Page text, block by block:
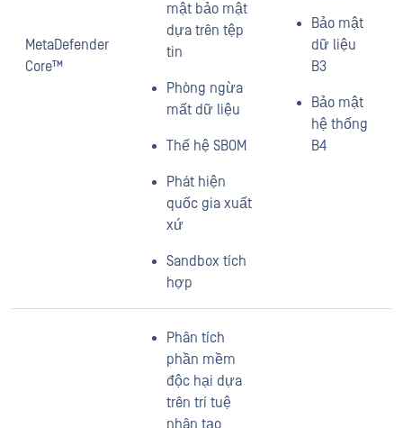
MetaDefender
Core™
mật bảo mật
dựa trên tệp
tin
Phòng ngừa
mất dữ liệu
Thế hệ SBOM
Phát hiện
quốc gia xuất
xứ
Sandbox tích
hợp
Bảo mật
dữ liệu
B3
Bảo mật
hệ thống
B4
Phân tích
phần mềm
độc hại dựa
trên trí tuệ
nhân tạo